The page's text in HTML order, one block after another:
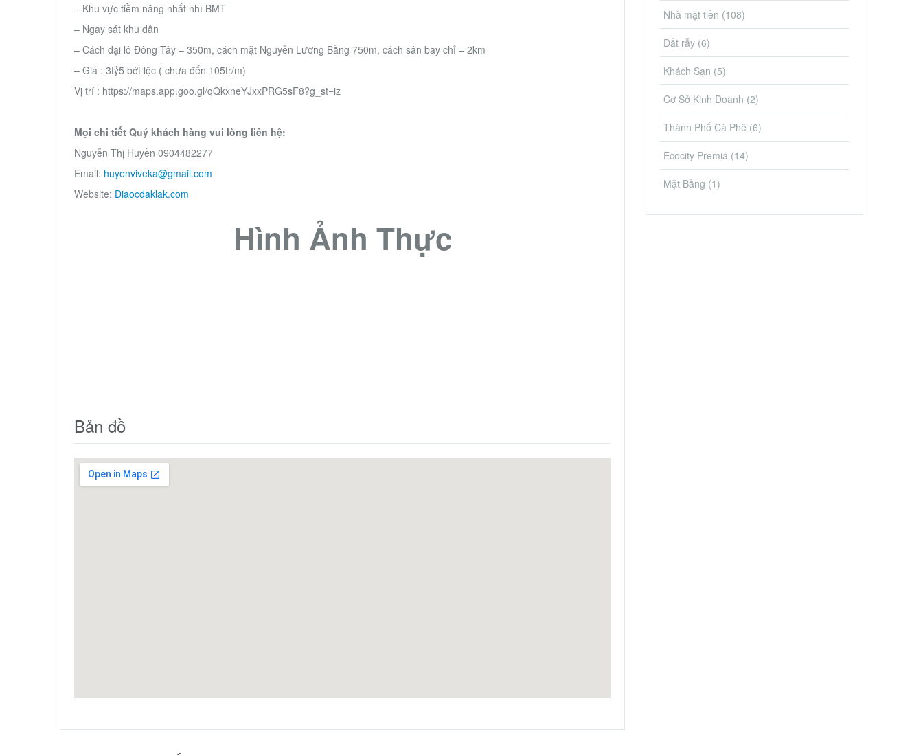
– Khu vực tiềm năng nhất nhì BMT
– Ngay sát khu dân
– Cách đại lô Đông Tây – 350m, cách mặt Nguyễn Lương Bằng 750m, cách sân bay chỉ – 2km
– Giá : 3tỷ5 bớt lộc ( chưa đến 105tr/m)
Vị trí : https://maps.app.goo.gl/qQkxneYJxxPRG5sF8?g_st=iz
Mọi chi tiết Quý khách hàng vui lòng liên hệ:
Nguyễn Thị Huyền 0904482277
Email: huyenviveka@gmail.com
Website: Diaocdaklak.com
Hình Ảnh Thực
Bản đồ
Nhà mặt tiền (108)
Đất rẫy (6)
Khách Sạn (5)
Cơ Sở Kinh Doanh (2)
Thành Phố Cà Phê (6)
Ecocity Premia (14)
Mặt Bằng (1)